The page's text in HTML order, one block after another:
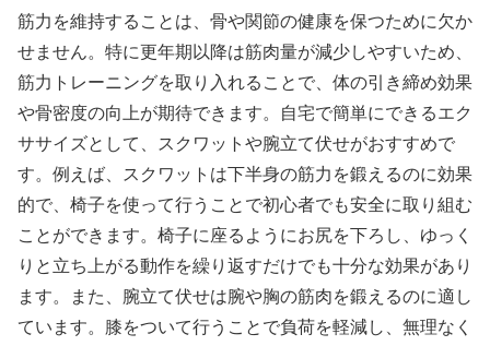
筋力を維持することは、骨や関節の健康を保つために欠か
せません。特に更年期以降は筋肉量が減少しやすいため、
筋力トレーニングを取り入れることで、体の引き締め効果
や骨密度の向上が期待できます。自宅で簡単にできるエク
ササイズとして、スクワットや腕立て伏せがおすすめで
す。例えば、スクワットは下半身の筋力を鍛えるのに効果
的で、椅子を使って行うことで初心者でも安全に取り組む
ことができます。椅子に座るようにお尻を下ろし、ゆっく
りと立ち上がる動作を繰り返すだけでも十分な効果があり
ます。また、腕立て伏せは腕や胸の筋肉を鍛えるのに適し
ています。膝をついて行うことで負荷を軽減し、無理なく